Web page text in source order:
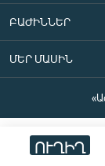
ՏԵՍԱՆՅՈՒԹԵՐ
ԲԱՆԱՎԵՃ
ՁԳՏԵԼՈՎ
Հայերեն
ՈՒՂԻՂ
ԲԱԺԻՆՆԵՐ
ՄԵՐ ՄԱՍԻՆ